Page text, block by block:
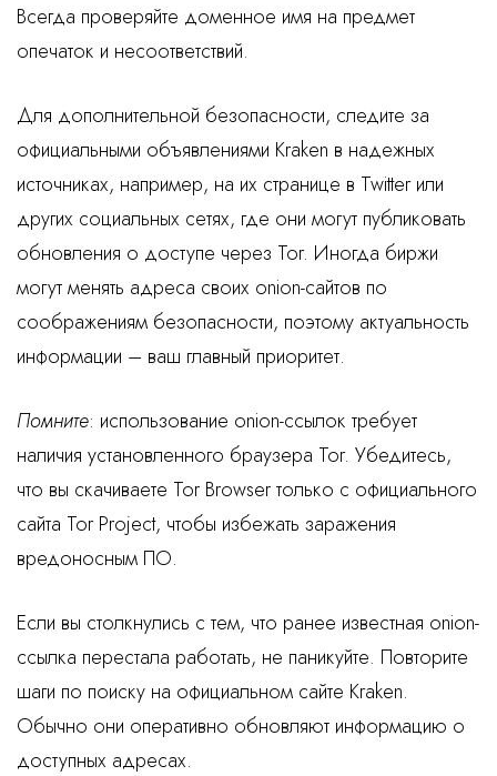
Всегда проверяйте доменное имя на предмет
опечаток и несоответствий.
Для дополнительной безопасности, следите за
официальными объявлениями Kraken в надежных
источниках, например, на их странице в Twitter или
других социальных сетях, где они могут публиковать
обновления о доступе через Tor. Иногда биржи
могут менять адреса своих onion-сайтов по
соображениям безопасности, поэтому актуальность
информации – ваш главный приоритет.
Помните: использование onion-ссылок требует
наличия установленного браузера Tor. Убедитесь,
что вы скачиваете Tor Browser только с официального
сайта Tor Project, чтобы избежать заражения
вредоносным ПО.
Если вы столкнулись с тем, что ранее известная onion-
ссылка перестала работать, не паникуйте. Повторите
шаги по поиску на официальном сайте Kraken.
Обычно они оперативно обновляют информацию о
доступных адресах.